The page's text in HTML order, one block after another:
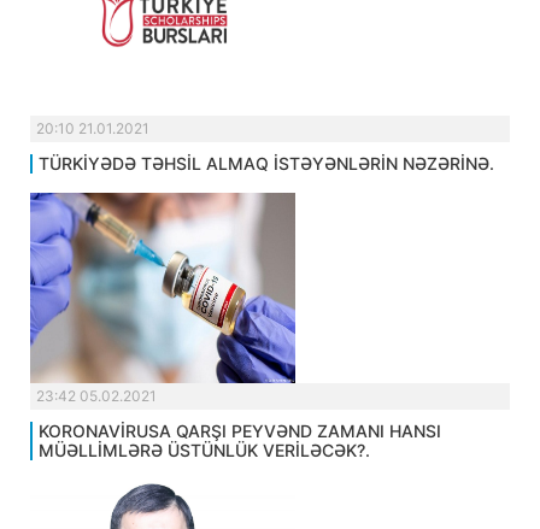
20:10 21.01.2021
TÜRKİYƏDƏ TƏHSİL ALMAQ İSTƏYƏNLƏRİN NƏZƏRİNƏ.
23:42 05.02.2021
KORONAVİRUSA QARŞI PEYVƏND ZAMANI HANSI
MÜƏLLİMLƏRƏ ÜSTÜNLÜK VERİLƏCƏK?.